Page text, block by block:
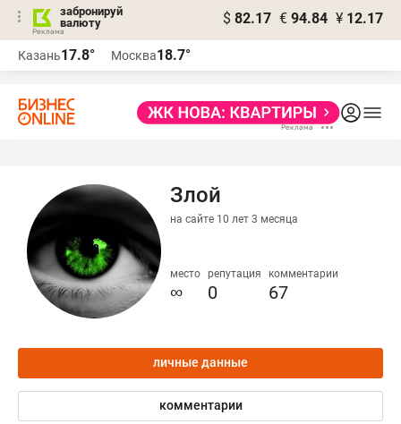
забронируй
валюту
$ 82.17 € 94.84 ¥ 12.17
Казань17.8° Москва18.7°
Злой
на сайте 10 лет 3 месяца
место
∞
репутация
0
комментарии
67
личные данные
комментарии